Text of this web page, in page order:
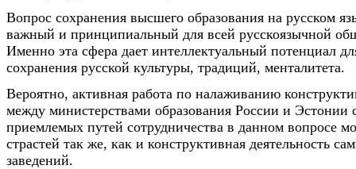
Вопрос сохранения высшего образования на русском
важный и принципиальный для всей русскоязычной
Именно эта сфера дает интеллектуальный потенциал
сохранения русской культуры, традиций, менталитета.
Вероятно, активная работа по налаживанию
между министерствами образования России и Эстонии
приемлемых путей сотрудничества в данном вопросе
страстей так же, как и конструктивная деятельность
заведений.